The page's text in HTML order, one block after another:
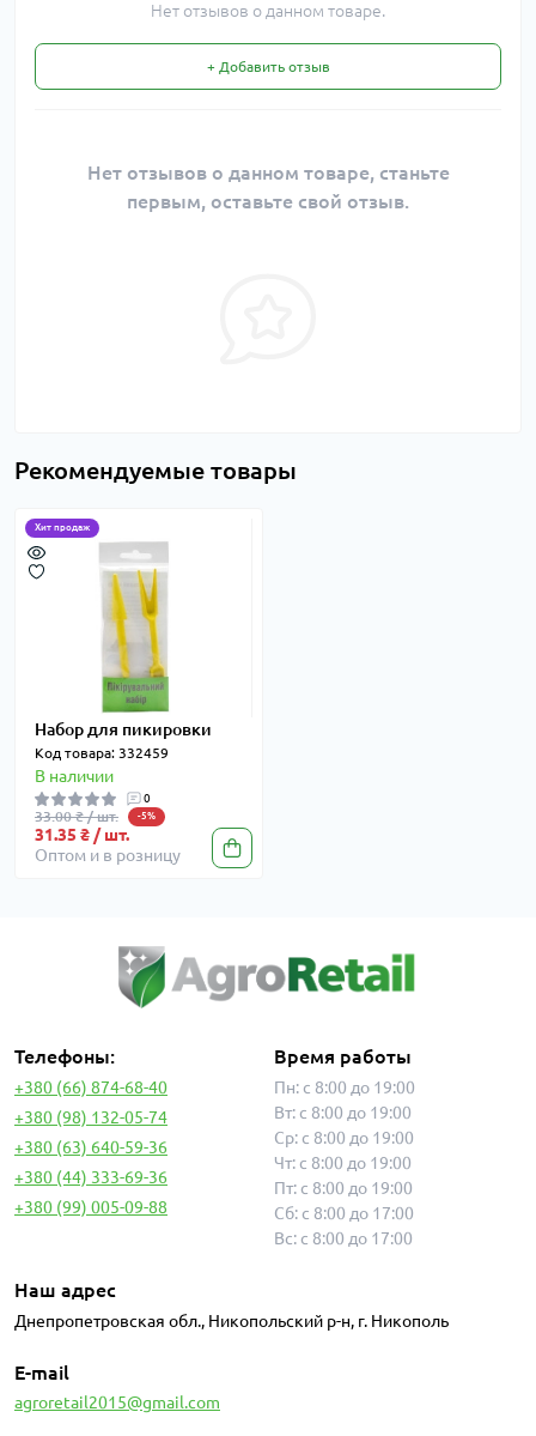
Нет отзывов о данном товаре.
+ Добавить отзыв
Нет отзывов о данном товаре, станьте
первым, оставьте свой отзыв.
Рекомендуемые товары
Хит продаж
Набор для пикировки
Код товара: 332459
В наличии
0
33.00 ₴ / шт. -5%
31.35 ₴ / шт.
Оптом и в розницу
Телефоны:
+380 (66) 874-68-40
+380 (98) 132-05-74
+380 (63) 640-59-36
+380 (44) 333-69-36
+380 (99) 005-09-88
Время работы
Пн: с 8:00 до 19:00
Вт: с 8:00 до 19:00
Ср: с 8:00 до 19:00
Чт: с 8:00 до 19:00
Пт: с 8:00 до 19:00
Сб: с 8:00 до 17:00
Вс: с 8:00 до 17:00
Наш адрес
Днепропетровская обл., Никопольский р-н, г. Никополь
E-mail
agroretail2015@gmail.com